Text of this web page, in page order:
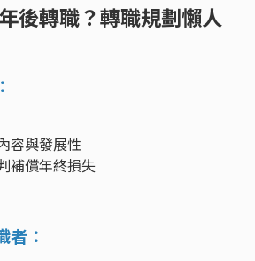
後轉職？轉職規劃懶人
容與發展性
補償年終損失
者：